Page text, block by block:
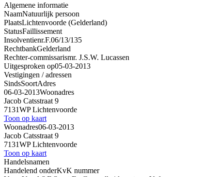
Algemene informatie
NaamNatuurlijk persoon
PlaatsLichtenvoorde (Gelderland)
StatusFaillissement
Insolventienr.F.06/13/135
RechtbankGelderland
Rechter-commissarismr. J.S.W. Lucassen
Uitgesproken op05-03-2013
Vestigingen / adressen
SindsSoortAdres
06-03-2013Woonadres
Jacob Catsstraat 9
7131WP Lichtenvoorde
Toon op kaart
Woonadres06-03-2013
Jacob Catsstraat 9
7131WP Lichtenvoorde
Toon op kaart
Handelsnamen
Handelend onderKvK nummer